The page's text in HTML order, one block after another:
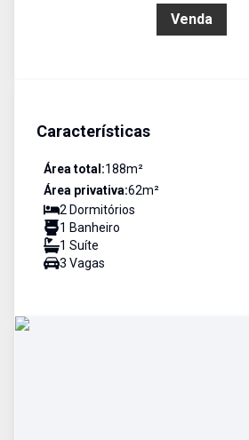
Venda
Características
Área total:188m²
Área privativa:62m²
2 Dormitórios
1 Banheiro
1 Suíte
3 Vagas